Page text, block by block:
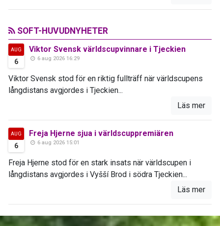
SOFT-HUVUDNYHETER
AUG
6
Viktor Svensk världscupvinnare i Tjeckien
6 aug 2026 16:29
Viktor Svensk stod för en riktig fullträff när världscupens
långdistans avgjordes i Tjeckien...
Läs mer
AUG
6
Freja Hjerne sjua i världscuppremiären
6 aug 2026 15:01
Freja Hjerne stod för en stark insats när världscupen i
långdistans avgjordes i Vyšší Brod i södra Tjeckien...
Läs mer